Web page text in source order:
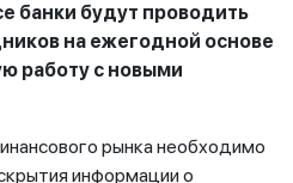
банки будут проводить
на ежегодной основе
работу с новыми
рынка необходимо
информации о